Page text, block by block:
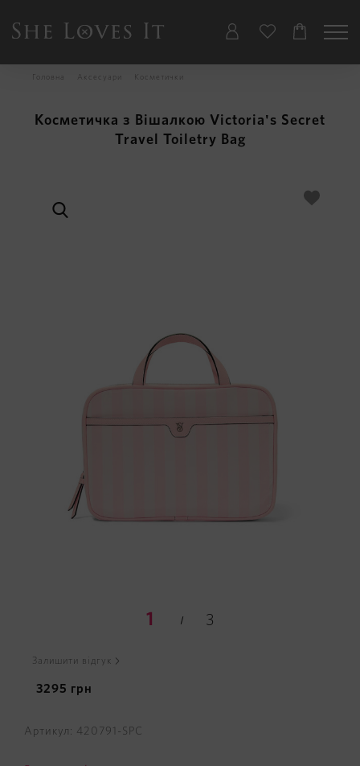
Головна Аксесуари Косметички
Косметичка з Вішалкою Victoria's Secret
Travel Toiletry Bag
1 3
Залишити відгук
3295 грн
Артикул: 420791-SPC